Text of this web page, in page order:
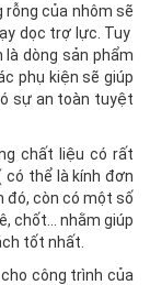
rỗng của nhôm sẽ
dọc trợ lực. Tuy
dòng sản phẩm
phụ kiện sẽ giúp
sự an toàn tuyệt
chất liệu có rất
có thể là kính đơn
đó, còn có một số
chốt… nhằm giúp
tốt nhất.
công trình của